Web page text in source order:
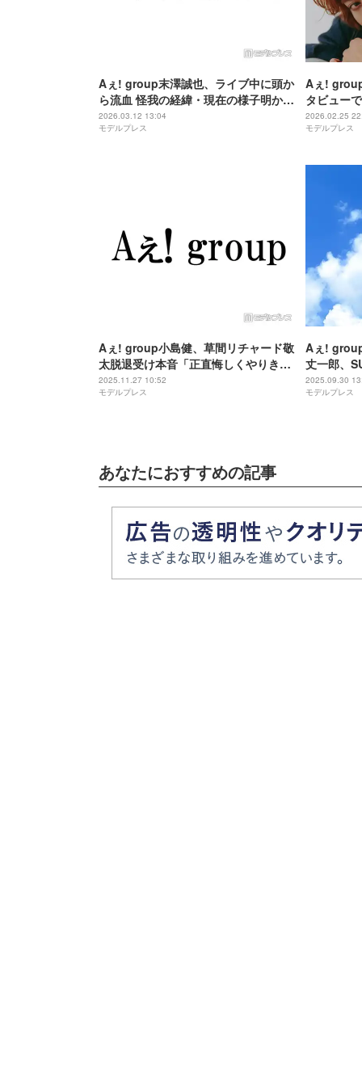
Aぇ! group末澤誠也、ライブ中に頭か
ら流血 怪我の経緯・現在の様子明かす
「初めて。17年やってて」
2026.03.12 13:04
モデルプレス
Aぇ!
タビュー
の絆語る
【
2026.02.25
モデルプレス
Aぇ! group小島健、草間リチャード敬
太脱退受け本音「正直悔しくやりきれ
ないところもあって」
2025.11.27 10:52
モデルプレス
Aぇ!
丈一郎、
る兄貴」
2025.09.30
モデルプレス
あなたにおすすめの記事